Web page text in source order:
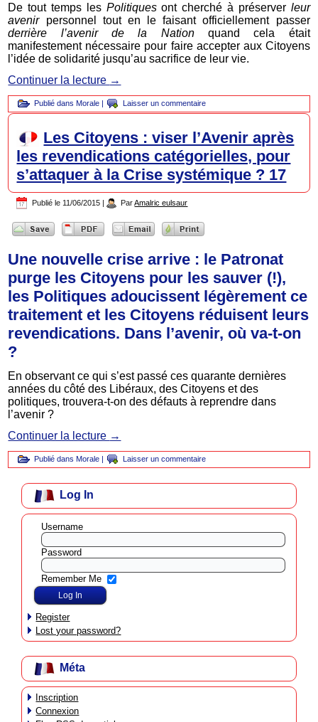
De tout temps les Politiquesont cherché à préserver leur
avenirpersonnel tout en le faisant officiellement passer
derrière l’avenir de la Nationquand cela était
manifestement nécessaire pour faire accepter aux Citoyens
l’idée de solidarité jusqu’au sacrifice de leur vie.
Continuer la lecture →
Publié dans Morale | Laisser un commentaire
Les Citoyens : viser l’Avenir après
les revendications catégorielles, pour
s’attaquer à la Crise systémique ? 17
Publié le 11/06/2015 | Par Amalric eulsaur
Une nouvelle crise arrive : le Patronat
purge les Citoyens pour les sauver (!),
les Politiques adoucissent légèrement ce
traitement et les Citoyens réduisent leurs
revendications. Dans l’avenir, où va-t-on
?
En observant ce qui s’est passé ces quarante dernières
années du côté des Libéraux, des Citoyens et des
politiques, trouvera-t-on des défauts à reprendre dans
l’avenir ?
Continuer la lecture →
Publié dans Morale Laisser un commentaire
Log In
Username
Password
Remember Me
Register
Lost your password?
Méta
Inscription
Connexion